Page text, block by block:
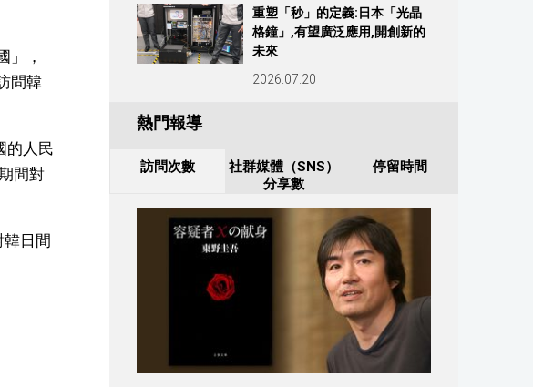
」，
問韓
的人民
間對
日間
重塑「秒」的定義:日本「光晶
格鐘」,有望廣泛應用,開創新的
未來
2026.07.20
熱門報導
訪問次數
社群媒體（SNS）
分享數
停留時間